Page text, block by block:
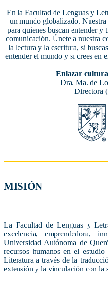
En la Facultad de Lenguas y
un mundo globalizado.
para quienes buscan entender y
comunicación. Únete a nuestra
la lectura y la escritura, si
entender el mundo y si crees en
Enlazar
Dra. Ma. de
Directora
MISIÓN
La Facultad de Lenguas y
excelencia, emprendedora,
Universidad Autónoma de
recursos humanos en el
Literatura a través de la
extensión y la vinculación con la